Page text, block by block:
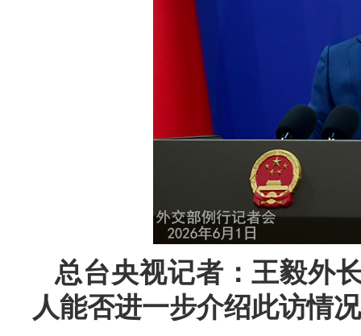
总台央视记者：王毅外
人能否进一步介绍此访情